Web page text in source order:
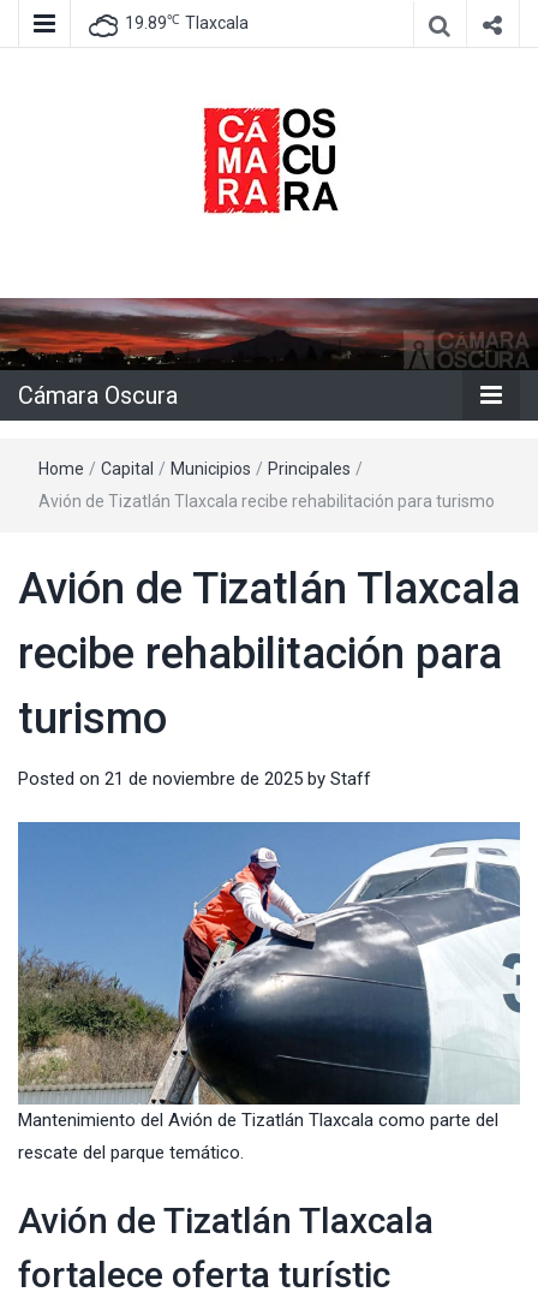
19.89℃ Tlaxcala
Cámara
Oscura
Cámara Oscura
Home / Capital / Municipios / Principales /
Avión de Tizatlán Tlaxcala recibe rehabilitación para turismo
Avión de Tizatlán Tlaxcala
recibe rehabilitación para
turismo
Posted on 21 de noviembre de 2025 by Staff
Mantenimiento del Avión de Tizatlán Tlaxcala como parte del
rescate del parque temático.
Avión de Tizatlán Tlaxcala
fortalece oferta turístic